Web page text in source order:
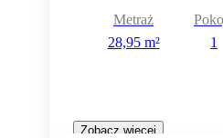
Metraż
28,95 m²
1
Zobacz więcej